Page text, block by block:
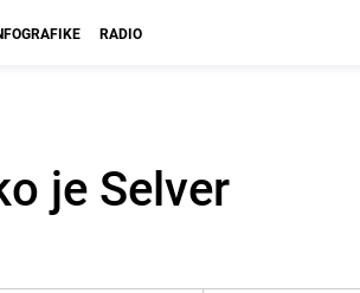
RADIO
je Selver